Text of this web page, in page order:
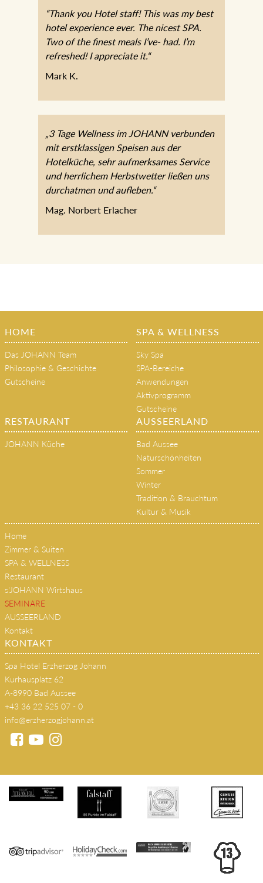
“Thank you Hotel staff! This was my best
hotel experience ever. The nicest SPA.
Two of the finest meals I’ve- had. I’m
refreshed! I appreciate it.“
Mark K.
„3 Tage Wellness im JOHANN verbunden
mit erstklassigen Speisen aus der
Hotelküche, sehr aufmerksames Service
und herrlichem Herbstwetter ließen uns
durchatmen und aufleben.“
Mag. Norbert Erlacher
HOME
Das JOHANN Team
Philosophie & Geschichte
Gutscheine
SPA & WELLNESS
Sky Spa
SPA-Bereiche
Anwendungen
Aktivprogramm
Gutscheine
RESTAURANT
JOHANN Küche
AUSSEERLAND
Bad Aussee
Naturschönheiten
Sommer
Winter
Tradition & Brauchtum
Kultur & Musik
Home
Zimmer & Suiten
SPA & WELLNESS
Restaurant
s'JOHANN Wirtshaus
SEMINARE
AUSSEERLAND
Kontakt
KONTAKT
Spa Hotel Erzherzog Johann
Kurhausplatz 62
A-8990 Bad Aussee
+43 36 22 525 07 - 0
info@erzherzogjohann.at